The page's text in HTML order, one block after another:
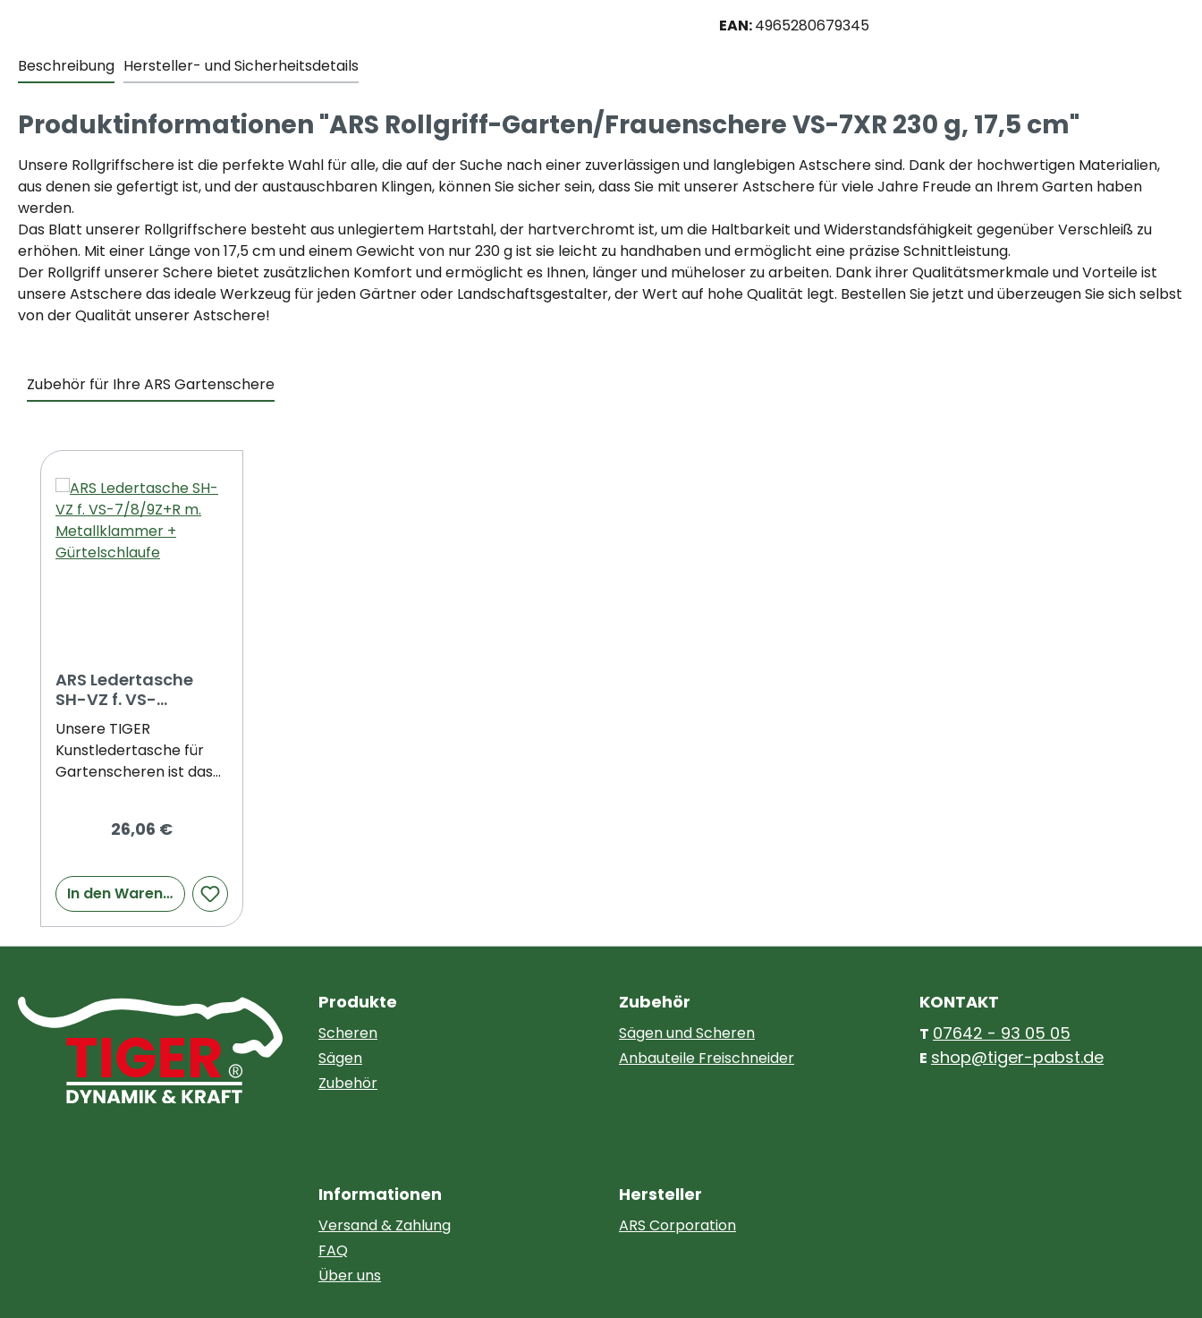
EAN:4965280679345
Beschreibung Hersteller- und Sicherheitsdetails
Produktinformationen "ARS Rollgriff-Garten/Frauenschere VS-7XR 230 g, 17,5 cm"
Unsere Rollgriffschere ist die perfekte Wahl für alle, die auf der Suche nach einer zuverlässigen und langlebigen Astschere sind. Dank der hochwertigen Materialien,
aus denen sie gefertigt ist, und der austauschbaren Klingen, können Sie sicher sein, dass Sie mit unserer Astschere für viele Jahre Freude an Ihrem Garten haben
werden.
Das Blatt unserer Rollgriffschere besteht aus unlegiertem Hartstahl, der hartverchromt ist, um die Haltbarkeit und Widerstandsfähigkeit gegenüber Verschleiß zu
erhöhen. Mit einer Länge von 17,5 cm und einem Gewicht von nur 230 g ist sie leicht zu handhaben und ermöglicht eine präzise Schnittleistung.
Der Rollgriff unserer Schere bietet zusätzlichen Komfort und ermöglicht es Ihnen, länger und müheloser zu arbeiten. Dank ihrer Qualitätsmerkmale und Vorteile ist
unsere Astschere das ideale Werkzeug für jeden Gärtner oder Landschaftsgestalter, der Wert auf hohe Qualität legt. Bestellen Sie jetzt und überzeugen Sie sich selbst
von der Qualität unserer Astschere!
Zubehör für Ihre ARS Gartenschere
ARS Ledertasche
SH-VZ f. VS-
7/8/9Z+R m.
Metallklammer +
Gürtelschlaufe
Unsere TIGER
Kunstledertasche für
Gartenscheren ist das
und geschützt
Die Tasche besteht aus
hochwertigem
Kunstleder und bietet
eine sichere
und andere
Werkzeuge.Unsere
Kunstledertasche ist
robust und langlebig
und bietet Schutz vor
26,06 €
In den Warenkorb
Produkte
Scheren
Sägen
Zubehör
Zubehör
Sägen und Scheren
Anbauteile Freischneider
KONTAKT
T 07642 - 93 05 05
E shop@tiger-pabst.de
Informationen
Versand & Zahlung
FAQ
Über uns
Hersteller
ARS Corporation